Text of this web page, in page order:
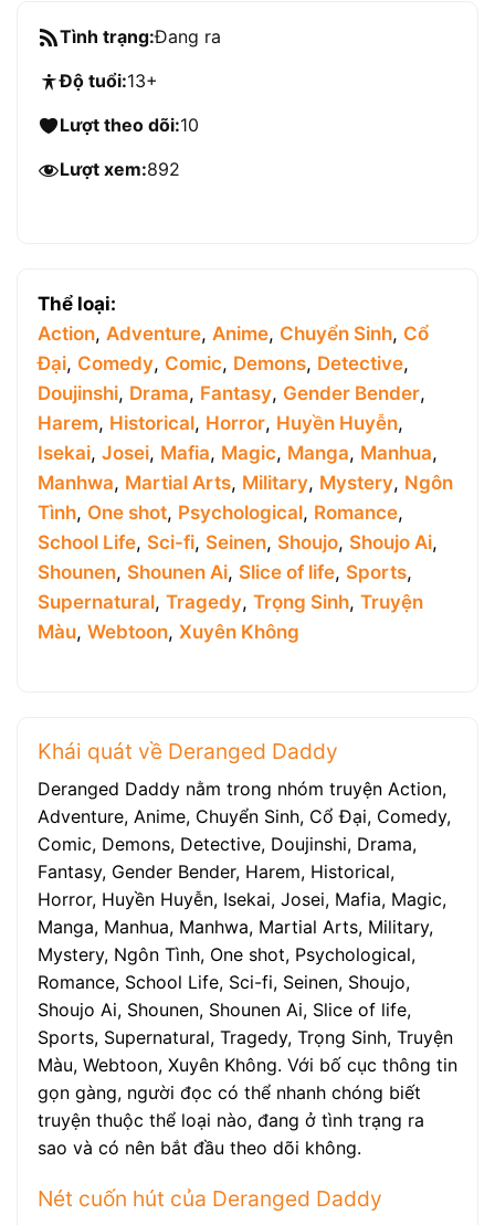
Tình trạng:Đang ra
Độ tuổi:13+
Lượt theo dõi:10
Lượt xem:892
Thể loại:
Action, Adventure, Anime, Chuyển Sinh, Cổ
Đại, Comedy, Comic, Demons, Detective,
Doujinshi, Drama, Fantasy, Gender Bender,
Harem, Historical, Horror, Huyền Huyễn,
Isekai, Josei, Mafia, Magic, Manga, Manhua,
Manhwa, Martial Arts, Military, Mystery, Ngôn
Tình, One shot, Psychological, Romance,
School Life, Sci-fi, Seinen, Shoujo, Shoujo Ai,
Shounen, Shounen Ai, Slice of life, Sports,
Supernatural, Tragedy, Trọng Sinh, Truyện
Màu, Webtoon, Xuyên Không
Khái quát về Deranged Daddy
Deranged Daddy nằm trong nhóm truyện Action,
Adventure, Anime, Chuyển Sinh, Cổ Đại, Comedy,
Comic, Demons, Detective, Doujinshi, Drama,
Fantasy, Gender Bender, Harem, Historical,
Horror, Huyền Huyễn, Isekai, Josei, Mafia, Magic,
Manga, Manhua, Manhwa, Martial Arts, Military,
Mystery, Ngôn Tình, One shot, Psychological,
Romance, School Life, Sci-fi, Seinen, Shoujo,
Shoujo Ai, Shounen, Shounen Ai, Slice of life,
Sports, Supernatural, Tragedy, Trọng Sinh, Truyện
Màu, Webtoon, Xuyên Không. Với bố cục thông tin
gọn gàng, người đọc có thể nhanh chóng biết
truyện thuộc thể loại nào, đang ở tình trạng ra
sao và có nên bắt đầu theo dõi không.
Nét cuốn hút của Deranged Daddy